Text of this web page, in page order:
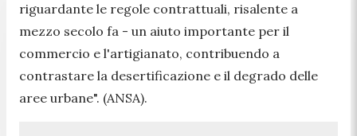
riguardante le regole contrattuali, risalente a
mezzo secolo fa - un aiuto importante per il
commercio e l'artigianato, contribuendo a
contrastare la desertificazione e il degrado delle
aree urbane". (ANSA).